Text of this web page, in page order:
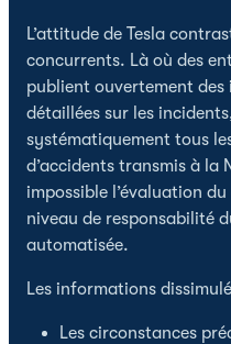
L’attitude de Tesla
concurrents. Là où des
publient ouvertement
détaillées sur les
systématiquement tous
d’accidents transmis à la
impossible l’évaluation
niveau de responsabilité
automatisée.
Les informations
Les circonstances